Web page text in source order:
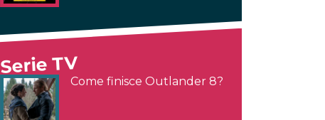
Serie TV
Come finisce Outlander 8?